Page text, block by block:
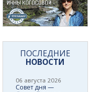
ПОСЛЕДНИЕ
НОВОСТИ
06 августа 2026
Совет дня —